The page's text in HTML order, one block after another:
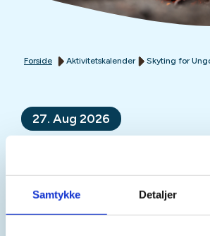
Samtykke Detaljer
Forside Aktivitetskalender Skyting for
27. Aug 2026
Skyting for
Mer informasjon